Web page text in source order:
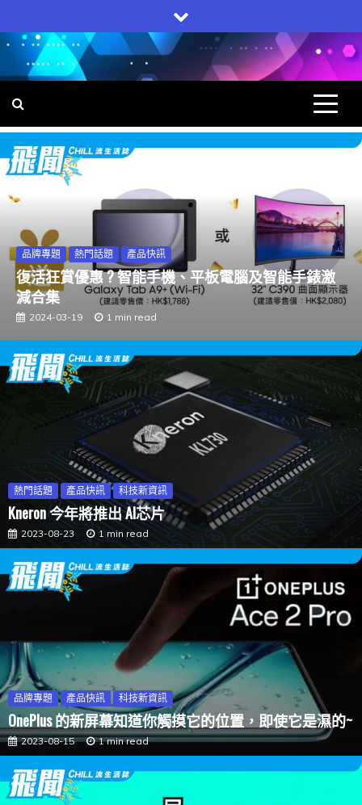
to
content
飛聞
集科技, 生活, 電子產品一身的網上雜誌
熱門話題 產品快訊 科技新資訊
Kneron 今年將推出 AI芯片
2023-08-23 1 min read
熱門話題 產品快訊 科技新資訊
Kneron 今年將推出 AI芯片
2023-08-23 1 min read
品牌專題 產品快訊 科技新資訊
OnePlus 的新屏幕知道你觸摸它的位置，即使它是濕的~
2023-08-15 1 min read